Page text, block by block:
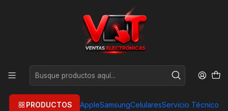
PRODUCTOS AppleSamsungCelularesServicio Técnico